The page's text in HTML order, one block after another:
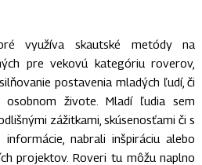
využíva skautské metódy na
pre vekovú kategóriu roverov,
postavenia mladých ľudí, či
živote. Mladí ľudia sem
zážitkami, skúsenosťami či s
nabrali inšpiráciu alebo
projektov. Roveri tu môžu naplno